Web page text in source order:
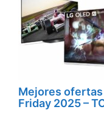
Mejores
Friday 2025 –